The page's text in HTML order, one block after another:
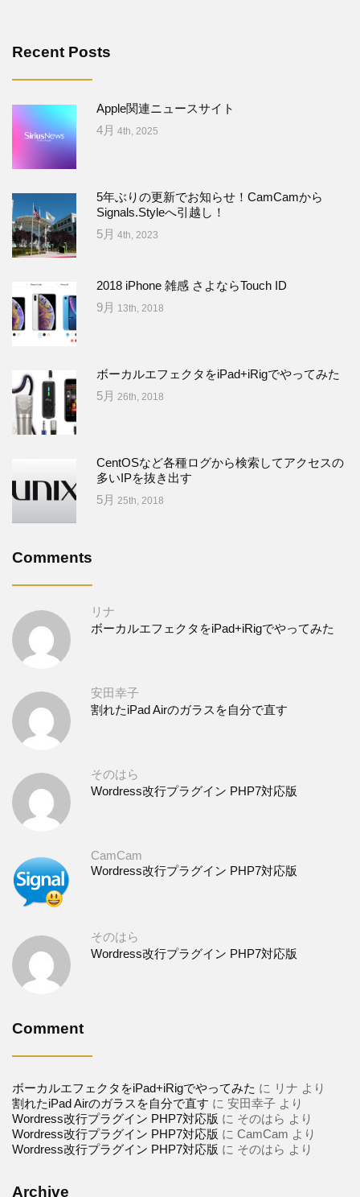
Recent Posts
Apple関連ニュースサイト
4月 4th, 2025
5年ぶりの更新でお知らせ！CamCamから
Signals.Styleへ引越し！
5月 4th, 2023
2018 iPhone 雑感 さよならTouch ID
9月 13th, 2018
ボーカルエフェクタをiPad+iRigでやってみた
5月 26th, 2018
CentOSなど各種ログから検索してアクセスの
多いIPを抜き出す
5月 25th, 2018
Comments
リナ
ボーカルエフェクタをiPad+iRigでやってみた
安田幸子
割れたiPad Airのガラスを自分で直す
そのはら
Wordress改行プラグイン PHP7対応版
CamCam
Wordress改行プラグイン PHP7対応版
そのはら
Wordress改行プラグイン PHP7対応版
Comment
ボーカルエフェクタをiPad+iRigでやってみた に リナ より
割れたiPad Airのガラスを自分で直す に 安田幸子 より
Wordress改行プラグイン PHP7対応版 に そのはら より
Wordress改行プラグイン PHP7対応版 に CamCam より
Wordress改行プラグイン PHP7対応版 に そのはら より
Archive